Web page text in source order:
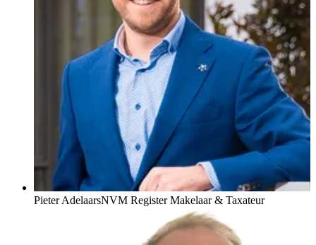
Pieter AdelaarsNVM Register Makelaar & Taxateur